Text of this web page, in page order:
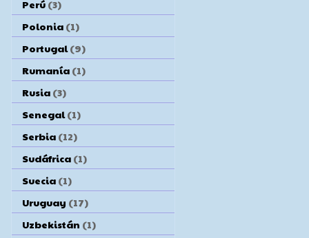
Perú (3)
Polonia (1)
Portugal (9)
Rumanía (1)
Rusia (3)
Senegal (1)
Serbia (12)
Sudáfrica (1)
Suecia (1)
Uruguay (17)
Uzbekistán (1)